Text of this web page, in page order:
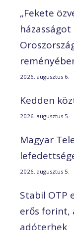
„Fekete
2026. augusztus 6.
Kedden
2026. augusztus 5.
Magyar
2026. augusztus 5.
Stabil OTP
erős forint,
adóterhek